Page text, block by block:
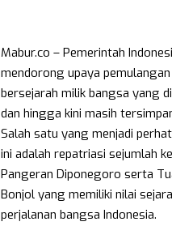
Mabur.co – Pemerintah
mendorong upaya pemulangan
bersejarah milik bangsa yang
dan hingga kini masih
Salah satu yang menjadi
ini adalah repatriasi sejumlah
Pangeran Diponegoro serta
Bonjol yang memiliki nilai
perjalanan bangsa Indonesia.